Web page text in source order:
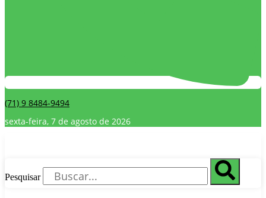
(71) 9 8484-9494
sexta-feira, 7 de agosto de 2026
Pesquisar